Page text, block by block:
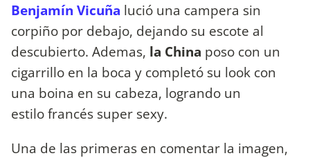
Benjamín Vicuña lució una campera sin
corpiño por debajo, dejando su escote al
descubierto. Ademas, la China poso con un
cigarrillo en la boca y completó su look con
una boina en su cabeza, logrando un
estilo francés super sexy.
Una de las primeras en comentar la imagen,